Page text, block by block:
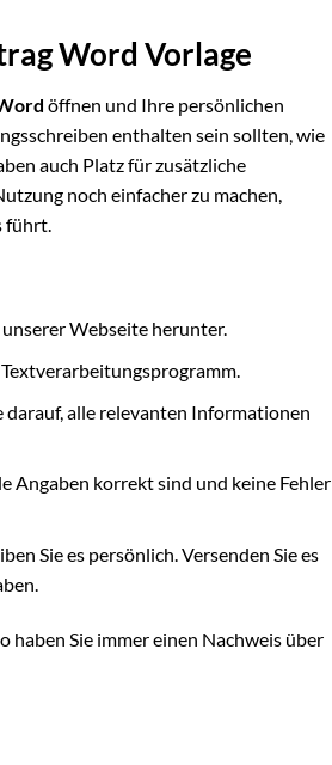
Word Vorlage
öffnen und Ihre persönlichen
enthalten sein sollten, wie
auch Platz für zusätzliche
noch einfacher zu machen,
führt.
Webseite herunter.
alle relevanten Informationen
Angaben korrekt sind und keine Fehler
Sie es persönlich. Versenden Sie es
haben Sie immer einen Nachweis über